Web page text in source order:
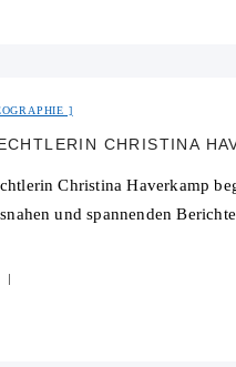
CHRISTINA
Christina Haverkamp
und spannenden